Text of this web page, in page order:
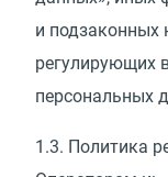
и подзаконных
регулирующих
персональных
1.3. Политика